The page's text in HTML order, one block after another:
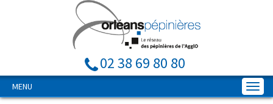
02 38 69 80 80
MENU